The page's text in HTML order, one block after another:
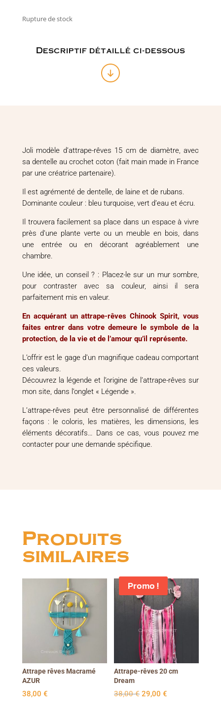
Rupture de stock
Descriptif détaillé ci-dessous
Joli modèle d’attrape-rêves 15 cm de diamètre, avec
sa dentelle au crochet coton (fait main made in France
par une créatrice partenaire).
Il est agrémenté de dentelle, de laine et de rubans.
Dominante couleur : bleu turquoise, vert d’eau et écru.
Il trouvera facilement sa place dans un espace à vivre
près d’une plante verte ou un meuble en bois, dans
une entrée ou en décorant agréablement une
chambre.
Une idée, un conseil ? : Placez-le sur un mur sombre,
pour contraster avec sa couleur, ainsi il sera
parfaitement mis en valeur.
En acquérant un attrape-rêves Chinook Spirit, vous
faites entrer dans votre demeure le symbole de la
protection, de la vie et de l’amour qu’il représente.
L’offrir est le gage d’un magnifique cadeau comportant
ces valeurs.
Découvrez la légende et l’origine de l’attrape-rêves sur
mon site, dans l’onglet « Légende ».
L’attrape-rêves peut être personnalisé de différentes
façons : le coloris, les matières, les dimensions, les
éléments décoratifs… Dans ce cas, vous pouvez me
contacter pour une demande spécifique.
Produits
similaires
Attrape rêves Macramé
AZUR
38,00 €
Promo !
Attrape-rêves 20 cm
Dream
38,00€ Le
29,00€